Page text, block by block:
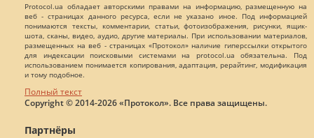
Protocol.ua обладает авторскими правами на информацию, размещенную на
веб - страницах данного ресурса, если не указано иное. Под информацией
понимаются тексты, комментарии, статьи, фотоизображения, рисунки, ящик-
шота, сканы, видео, аудио, другие материалы. При использовании материалов,
размещенных на веб - страницах «Протокол» наличие гиперссылки открытого
для индексации поисковыми системами на protocol.ua обязательна. Под
использованием понимается копирования, адаптация, рерайтинг, модификация
и тому подобное.
Полный текст
Copyright © 2014-2026 «Протокол». Все права защищены.
Партнёры